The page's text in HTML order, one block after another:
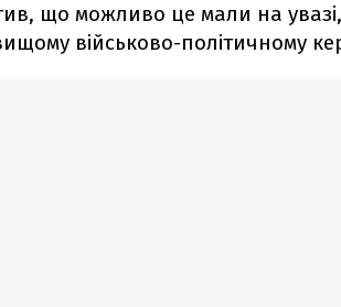
що можливо це мали на
військово-політичному